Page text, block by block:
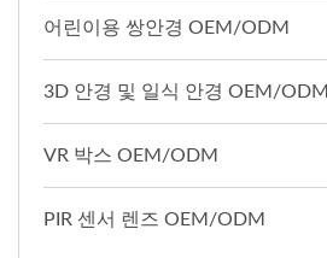
어린이용 쌍안경 OEM/ODM
3D 안경 및 일식 안경 OEM/ODM
VR 박스 OEM/ODM
PIR 센서 렌즈 OEM/ODM